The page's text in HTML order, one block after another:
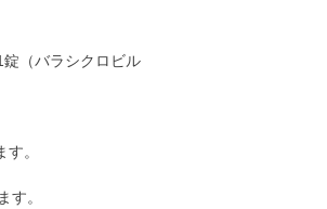
錠（バラシクロビル
。
す。